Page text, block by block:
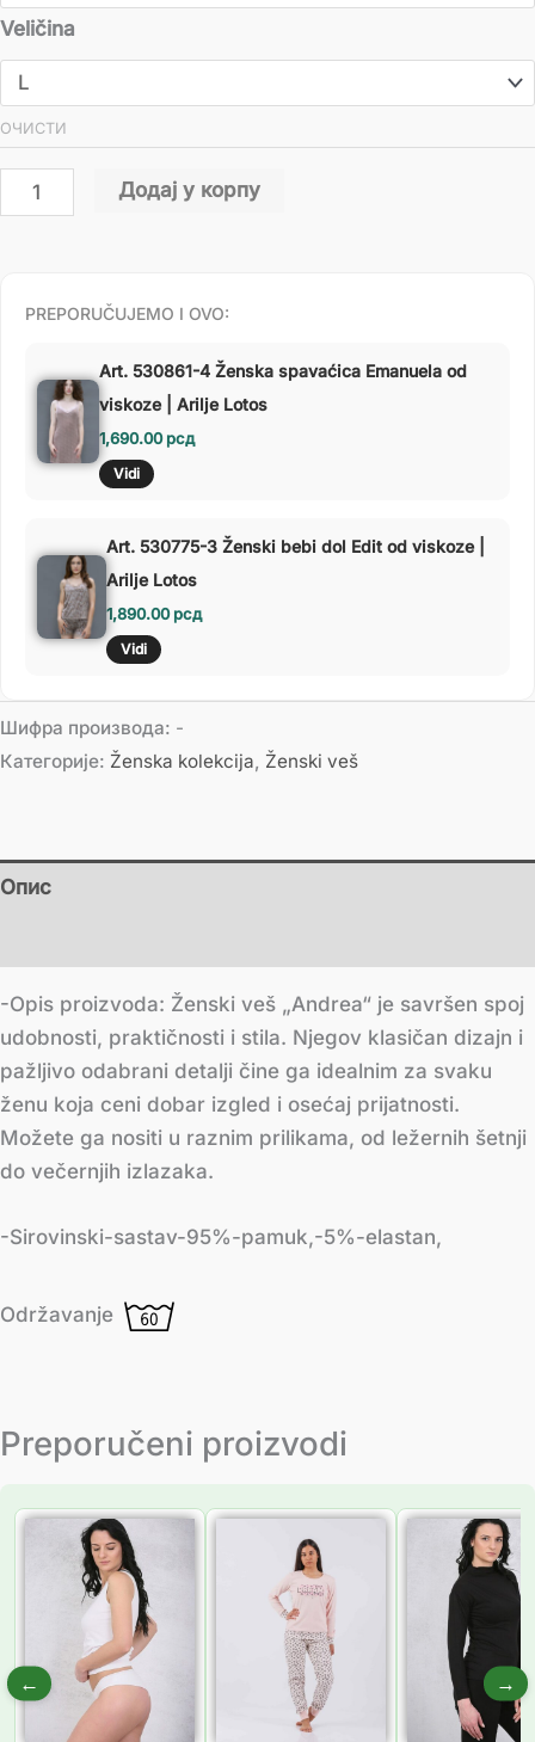
Veličina
ОЧИСТИ
Додај у корпу
PREPORUČUJEMO I OVO:
Art. 530861-4 Ženska spavaćica Emanuela od
viskoze | Arilje Lotos
1,690.00рсд
Vidi
Art. 530775-3 Ženski bebi dol Edit od viskoze |
Arilje Lotos
1,890.00рсд
Vidi
Шифра производа: -
Категорије: Ženska kolekcija, Ženski veš
Опис
-Opis proizvoda: Ženski veš „Andrea“ je savršen spoj
udobnosti, praktičnosti i stila. Njegov klasičan dizajn i
pažljivo odabrani detalji čine ga idealnim za svaku
ženu koja ceni dobar izgled i osećaj prijatnosti.
Možete ga nositi u raznim prilikama, od ležernih šetnji
do večernjih izlazaka.
-Sirovinski-sastav-95%-pamuk,-5%-elastan,
Održavanje
Preporučeni proizvodi
← →